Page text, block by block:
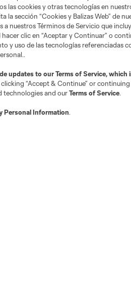
las cookies y otras tecnologías en
la sección “Cookies y Balizas Web” de
a nuestros Términos de Servicio que
hacer clic en “Aceptar y Continuar” o
y uso de las tecnologías referenciadas
updates to ourTerms of Service, which
clicking “Accept & Continue” or
technologies and ourTerms of Service.
Personal Information.